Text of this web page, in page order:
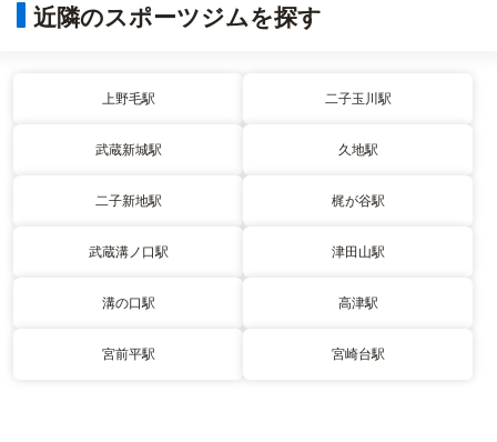
近隣のスポーツジムを探す
上野毛駅 二子玉川駅
武蔵新城駅 久地駅
二子新地駅 梶が谷駅
武蔵溝ノ口駅 津田山駅
溝の口駅 高津駅
宮前平駅 宮崎台駅